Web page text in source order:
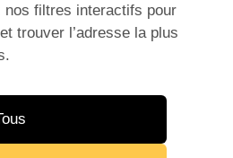
nos filtres interactifs pour
trouver l’adresse la plus